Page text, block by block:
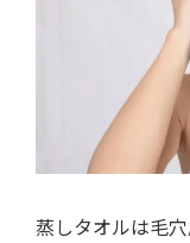
蒸しタオルは毛